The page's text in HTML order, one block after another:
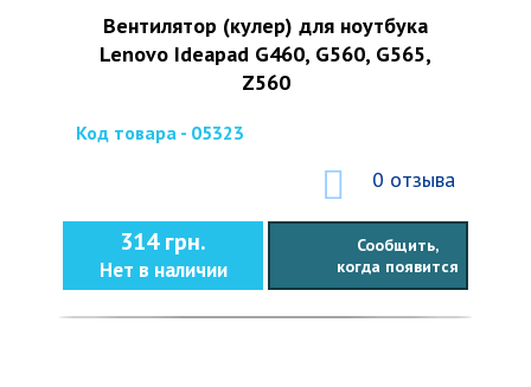
Вентилятор (кулер) для ноутбука
Lenovo Ideapad G460, G560, G565,
Z560
Код товара - 05323
0 отзыва
314 грн.
Нет в наличии
Сообщить,
когда появится